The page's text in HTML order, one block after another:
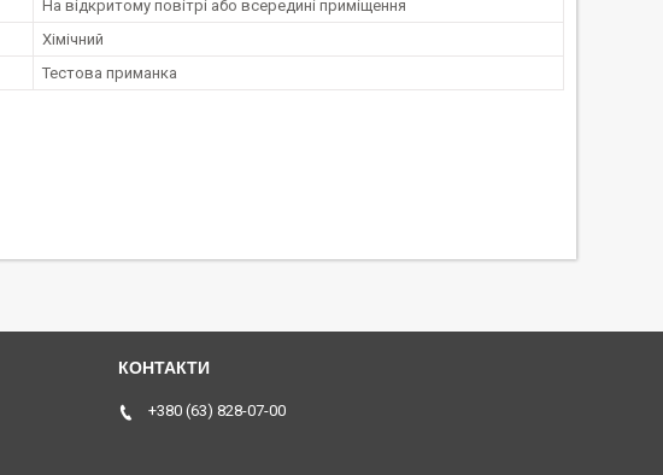
На відкритому повітрі або всередині приміщення
Хімічний
Тестова приманка
+380 (63) 828-07-00